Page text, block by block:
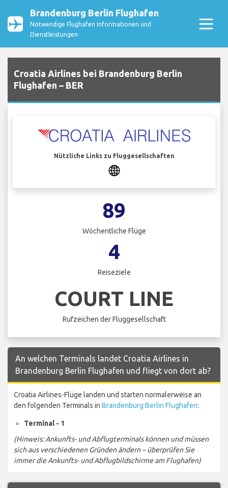
Brandenburg Berlin Flughafen
Notwendige Flughafen Informationen und
Dienstleistungen
Croatia Airlines bei Brandenburg Berlin
Flughafen – BER
Nützliche Links zu Fluggesellschaften
89
Wöchentliche Flüge
4
Reiseziele
COURT LINE
Rufzeichen der Fluggesellschaft
An welchen Terminals landet Croatia Airlines in
Brandenburg Berlin Flughafen und fliegt von dort ab?
Croatia Airlines-Flüge landen und starten normalerweise an
den folgenden Terminals in Brandenburg Berlin Flughafen:
Terminal - 1
(Hinweis: Ankunfts- und Abflugterminals können und müssen
sich aus verschiedenen Gründen ändern – überprüfen Sie
immer die Ankunfts- und Abflugbildschirme am Flughafen)